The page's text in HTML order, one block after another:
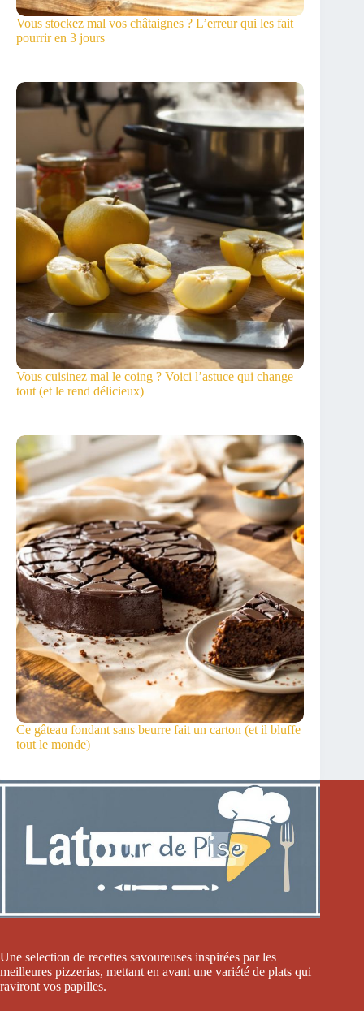
Vous stockez mal vos châtaignes ? L’erreur qui les fait
pourrir en 3 jours
Vous cuisinez mal le coing ? Voici l’astuce qui change
tout (et le rend délicieux)
Ce gâteau fondant sans beurre fait un carton (et il bluffe
tout le monde)
Une selection de recettes savoureuses inspirées par les
meilleures pizzerias, mettant en avant une variété de plats qui
raviront vos papilles.